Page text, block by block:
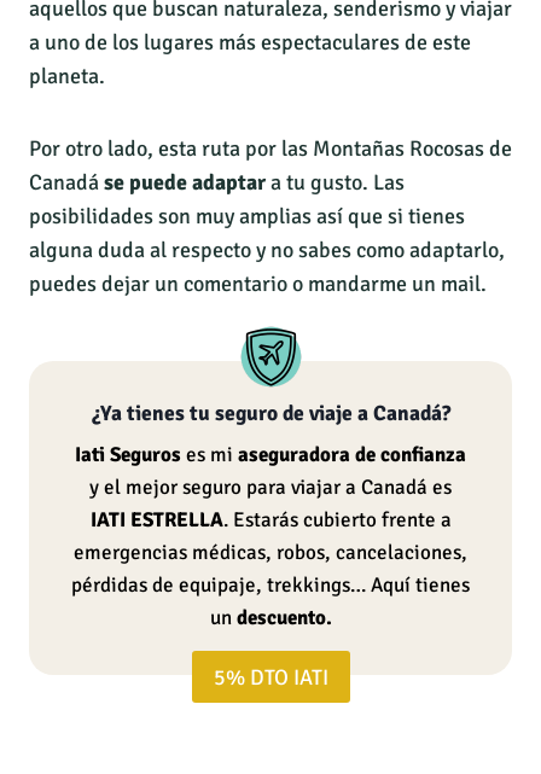
aquellos que buscan naturaleza, senderismo y viajar
a uno de los lugares más espectaculares de este
planeta.
Por otro lado, esta ruta por las Montañas Rocosas de
Canadáse puede adaptara tu gusto. Las
posibilidades son muy amplias así que si tienes
alguna duda al respecto y no sabes como adaptarlo,
puedes dejar un comentario o mandarme un mail.
¿Ya tienes tu seguro de viaje a Canadá?
Iati Seguroses mi aseguradora de confianza
y el mejor seguro para viajar a Canadá es
IATI ESTRELLA. Estarás cubierto frente a
emergencias médicas, robos, cancelaciones,
pérdidas de equipaje, trekkings… Aquí tienes
undescuento.
5% DTO IATI